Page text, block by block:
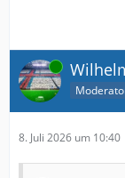
Online
8. Juli 2026 um 10:40